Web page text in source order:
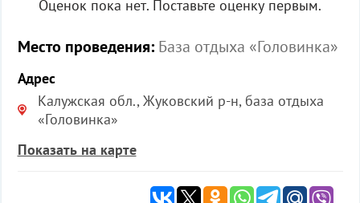
Оценок пока нет. Поставьте оценку первым.
Место проведения:База отдыха «Головинка»
Адрес
Калужская обл., Жуковский р-н, база отдыха
«Головинка»
Показать на карте